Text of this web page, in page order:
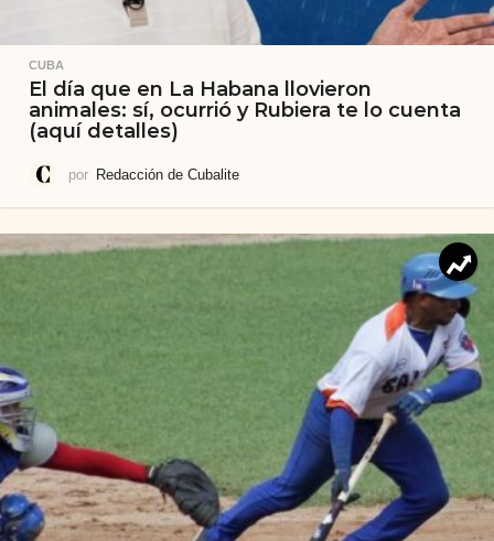
CUBA
El día que en La Habana llovieron
animales: sí, ocurrió y Rubiera te lo cuenta
(aquí detalles)
por Redacción de Cubalite